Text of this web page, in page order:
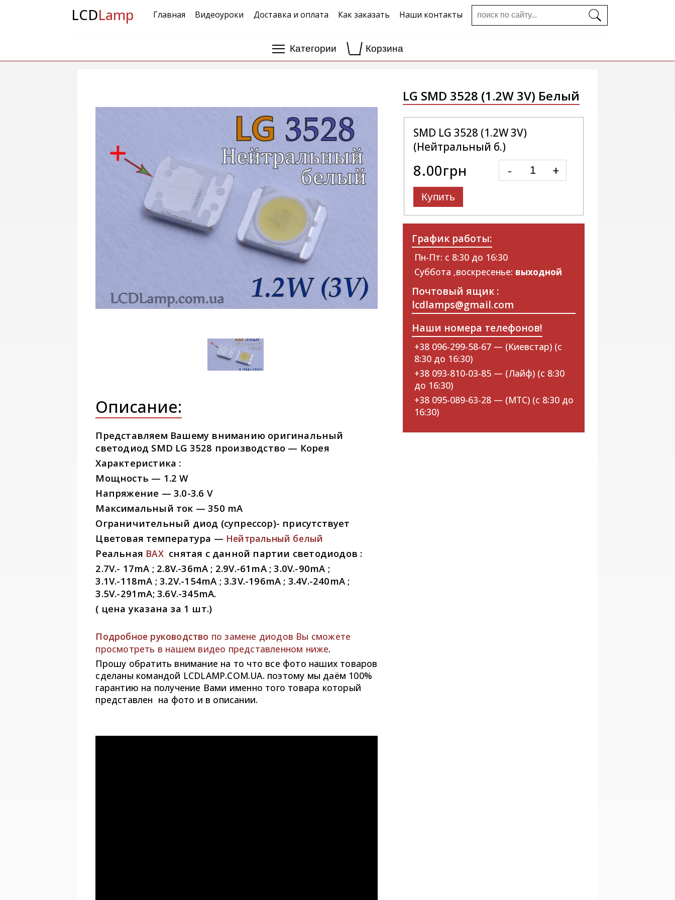
LCDLamp Главная Видеоуроки Доставка и оплата Как заказать Наши контакты
Категории Корзина
Описание:
Представляем Вашему вниманию оригинальный
светодиод SMD LG 3528 производство — Корея
Характеристика :
Мощность — 1.2 W
Напряжение — 3.0-3.6 V
Максимальный ток — 350 mA
Ограничительный диод (супрессор)- присутствует
Цветовая температура — Нейтральный белый
Реальная ВАХснятая с данной партии светодиодов :
2.7V.- 17mA ; 2.8V.-36mA ; 2.9V.-61mA ; 3.0V.-90mA ;
3.1V.-118mA ; 3.2V.-154mA ; 3.3V.-196mA ; 3.4V.-240mA ;
3.5V.-291mA; 3.6V.-345mA.
( цена указана за 1 шт.)
Подробное руководство по замене диодов Вы сможете
просмотреть в нашем видео представленном ниже.
Прошу обратить внимание на то что все фото наших товаров
сделаны командой LCDLAMP.COM.UA. поэтому мы даём 100%
гарантию на получение Вами именно того товара который
представлен на фото и в описании.
LG SMD 3528 (1.2W 3V) Белый
SMD LG 3528 (1.2W 3V)
(Нейтральный б.)
8.00грн - +
Купить
График работы:
Пн-Пт: с 8:30 до 16:30
Суббота ,воскресенье: выходной
Почтовый ящик :
lcdlamps@gmail.com
Наши номера телефонов!
+38 096-299-58-67 — (Киевстар) (с
8:30 до 16:30)
+38 093-810-03-85 — (Лайф) (с 8:30
до 16:30)
+38 095-089-63-28 — (МТС) (с 8:30 до
16:30)